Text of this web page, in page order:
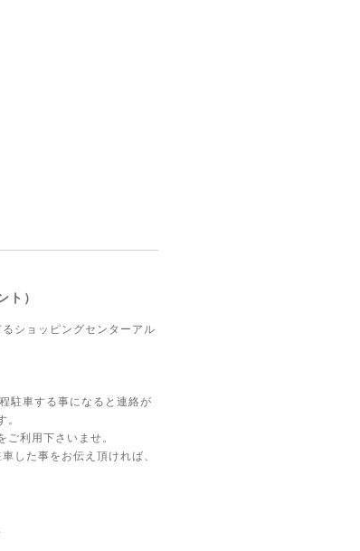
）
ショッピングセンターアル
駐車する事になると連絡が
。
利用下さいませ。
した事をお伝え頂ければ、